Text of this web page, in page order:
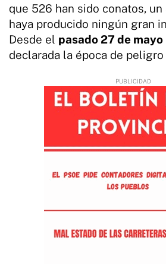
que 526 han sido conatos,
haya producido ningún gran
Desde el pasado 27 de mayo
declarada la época de peligro